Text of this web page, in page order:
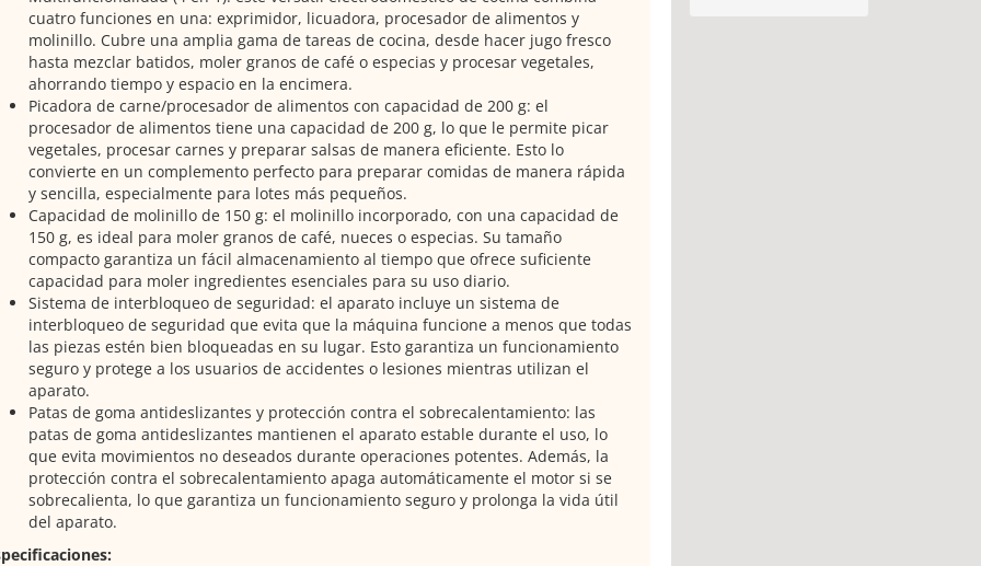
cuatro funciones en una: exprimidor, licuadora, procesador de alimentos y
molinillo. Cubre una amplia gama de tareas de cocina, desde hacer jugo fresco
hasta mezclar batidos, moler granos de café o especias y procesar vegetales,
ahorrando tiempo y espacio en la encimera.
Picadora de carne/procesador de alimentos con capacidad de 200 g: el
procesador de alimentos tiene una capacidad de 200 g, lo que le permite picar
vegetales, procesar carnes y preparar salsas de manera eficiente. Esto lo
convierte en un complemento perfecto para preparar comidas de manera rápida
y sencilla, especialmente para lotes más pequeños.
Capacidad de molinillo de 150 g: el molinillo incorporado, con una capacidad de
150 g, es ideal para moler granos de café, nueces o especias. Su tamaño
compacto garantiza un fácil almacenamiento al tiempo que ofrece suficiente
capacidad para moler ingredientes esenciales para su uso diario.
Sistema de interbloqueo de seguridad: el aparato incluye un sistema de
interbloqueo de seguridad que evita que la máquina funcione a menos que todas
las piezas estén bien bloqueadas en su lugar. Esto garantiza un funcionamiento
seguro y protege a los usuarios de accidentes o lesiones mientras utilizan el
aparato.
Patas de goma antideslizantes y protección contra el sobrecalentamiento: las
patas de goma antideslizantes mantienen el aparato estable durante el uso, lo
que evita movimientos no deseados durante operaciones potentes. Además, la
protección contra el sobrecalentamiento apaga automáticamente el motor si se
sobrecalienta, lo que garantiza un funcionamiento seguro y prolonga la vida útil
del aparato.